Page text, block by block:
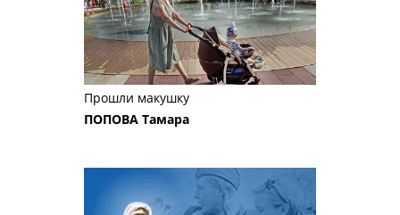
Прошли макушку
ПОПОВА Тамара